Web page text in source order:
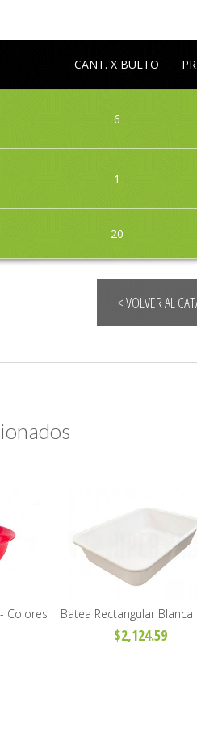
CANT. X BULTO
6
1
20
< VOLVER AL
-
Colores
Batea Rectangular Blanca
Carnicería y Cocina
$2,124.59